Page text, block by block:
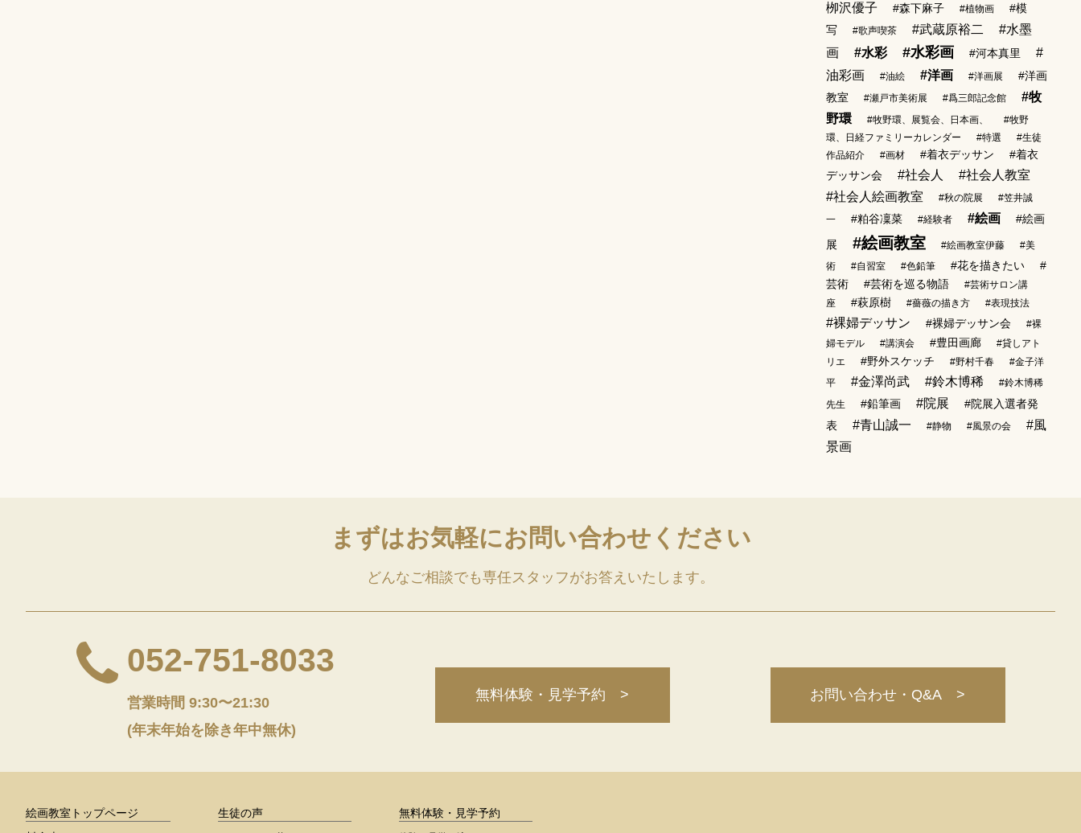
栁沢優子
#森下麻子 #植物画
#模
写
#歌声喫茶 #武蔵原裕二
#水墨
画
#水彩 #水彩画 #河本真里
#
油彩画
#油絵 #洋画 #洋画展
#洋画
教室
#瀬戸市美術展 #爲三郎記念館
#牧
野環
#牧野環、展覧会、日本画、
#牧野
環、日経ファミリーカレンダー
#特選
#生徒
作品紹介
#画材 #着衣デッサン
#着衣
デッサン会
#社会人
#社会人教室
#社会人絵画教室
#秋の院展
#笠井誠
一
#粕谷凜菜 #経験者 #絵画
#絵画
展
#絵画教室 #絵画教室伊藤
#美
術
#自習室 #色鉛筆 #花を描きたい
#
芸術
#芸術を巡る物語
#芸術サロン講
座
#萩原樹 #薔薇の描き方 #表現技法
#裸婦デッサン #裸婦デッサン会
#裸
婦モデル
#講演会 #豊田画廊
#貸しアト
リエ
#野外スケッチ #野村千春
#金子洋
平
#金澤尚武 #鈴木博稀
#鈴木博稀
先生
#鉛筆画 #院展
#院展入選者発
表
#青山誠一 #静物 #風景の会
#風
景画
まずはお気軽にお問い合わせください
どんなご相談でも専任スタッフがお答えいたします。
052-751-8033
営業時間 9:30〜21:30
(年末年始を除き年中無休)
無料体験・見学予約 > お問い合わせ・Q&A >
絵画教室トップページ
生徒の声 無料体験・見学予約